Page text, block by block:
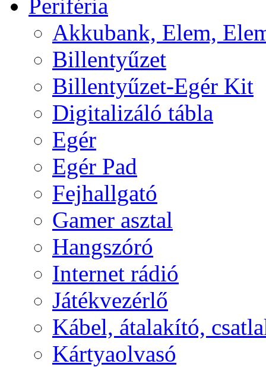
Periféria
Akkubank, Elem,
Billentyűzet
Billentyűzet-Egér Kit
Digitalizáló tábla
Egér
Egér Pad
Fejhallgató
Gamer asztal
Hangszóró
Internet rádió
Játékvezérlő
Kábel, átalakító,
Kártyaolvasó